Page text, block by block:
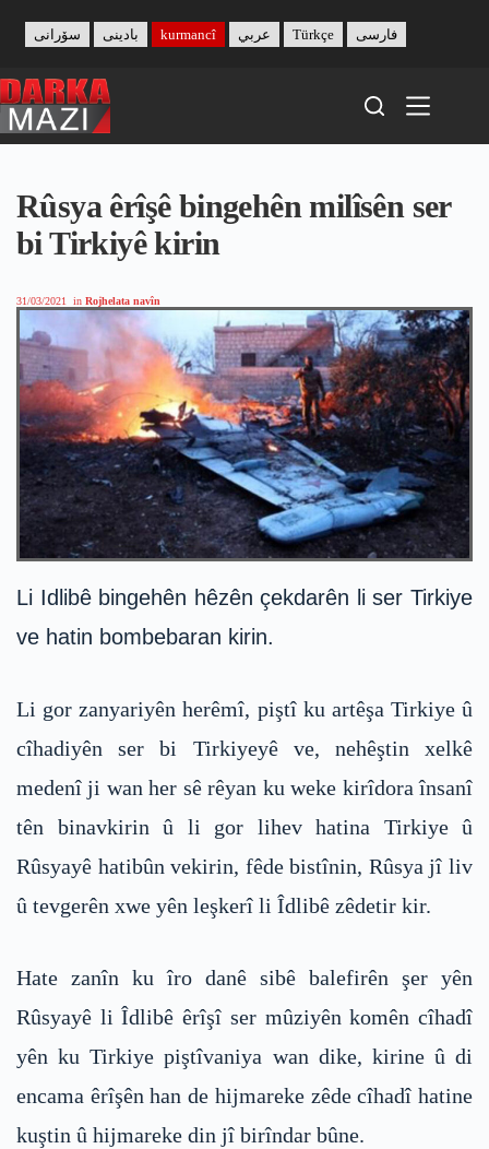
content
بادینی سۆرانی kurmancî عربي Türkçe فارسی
Rûsya êrîşê bingehên milîsên ser
bi Tirkiyê kirin
31/03/2021 in Rojhelata navîn
Li Idlibê bingehên hêzên çekdarên li ser Tirkiye
ve hatin bombebaran kirin.
Li gor zanyariyên herêmî, piştî ku artêşa Tirkiye û
cîhadiyên ser bi Tirkiyeyê ve, nehêştin xelkê
medenî ji wan her sê rêyan ku weke kirîdora însanî
tên binavkirin û li gor lihev hatina Tirkiye û
Rûsyayê hatibûn vekirin, fêde bistînin, Rûsya jî liv
û tevgerên xwe yên leşkerî li Îdlibê zêdetir kir.
Hate zanîn ku îro danê sibê balefirên şer yên
Rûsyayê li Îdlibê êrîşî ser mûziyên komên cîhadî
yên ku Tirkiye piştîvaniya wan dike, kirine û di
encama êrîşên han de hijmareke zêde cîhadî hatine
kuştin û hijmareke din jî birîndar bûne.